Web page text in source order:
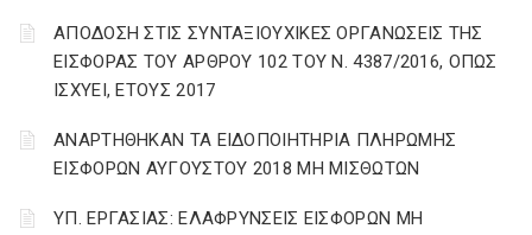
ΑΠΟΔΟΣΗ ΣΤΙΣ ΣΥΝΤΑΞΙΟΥΧΙΚΕΣ ΟΡΓΑΝΩΣΕΙΣ ΤΗΣ
ΕΙΣΦΟΡΑΣ ΤΟΥ ΑΡΘΡΟΥ 102 ΤΟΥ Ν. 4387/2016, ΟΠΩΣ
ΙΣΧΥΕΙ, ΕΤΟΥΣ 2017
ΑΝΑΡΤΗΘΗΚΑΝ ΤΑ ΕΙΔΟΠΟΙΗΤΗΡΙΑ ΠΛΗΡΩΜΗΣ
ΕΙΣΦΟΡΩΝ ΑΥΓΟΥΣΤΟΥ 2018 ΜΗ ΜΙΣΘΩΤΩΝ
ΥΠ. ΕΡΓΑΣΙΑΣ: ΕΛΑΦΡΥΝΣΕΙΣ ΕΙΣΦΟΡΩΝ ΜΗ